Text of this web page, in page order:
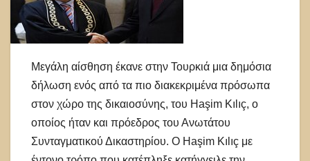
Μεγάλη αίσθηση έκανε στην Τουρκιά μια δημόσια
δήλωση ενός από τα πιο διακεκριμένα πρόσωπα
στον χώρο της δικαιοσύνης, του Haşim Kılıç, ο
οποίος ήταν και πρόεδρος του Ανωτάτου
Συνταγματικού Δικαστηρίου. Ο Haşim Kılıç με